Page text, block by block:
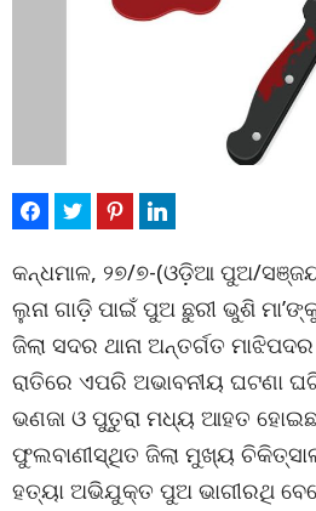
କନ୍ଧମାଳ, ୨୭/୭-(ଓଡ଼ିଆ ପୁଅ/ସଞ୍ଜୟ
ଲୁନା ଗାଡ଼ି ପାଇଁ ପୁଅ ଛୁରୀ ଭୁଶି
ଜିଲା ସଦର ଥାନା ଅନ୍ତର୍ଗତ
ରାତିରେ ଏପରି ଅଭାବନୀୟ ଘଟଣା
ଭଣଜା ଓ ପୁତୁରା ମଧ୍ୟ ଆହତ
ଫୁଲବାଣୀସ୍ଥିତ ଜିଲା ମୁଖ୍ୟ
ହତ୍ୟା ଅଭିଯୁକ୍ତ ପୁଅ ଭାଗୀରଥି